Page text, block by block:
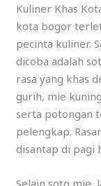
Kuliner Khas
kota bogor
pecinta kuliner.
dicoba adalah
rasa yang khas
gurih, mie
serta potongan
pelengkap.
disantap di pagi
Selain soto mie,